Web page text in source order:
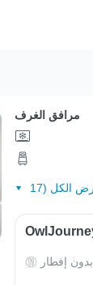
مرافق الغرف
بدون إفطار